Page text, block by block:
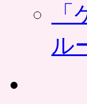
ル